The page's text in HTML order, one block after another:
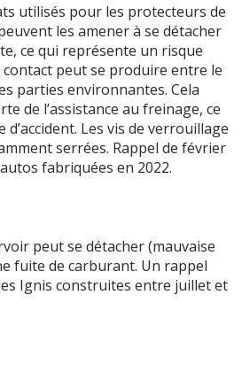
utilisés pour les protecteurs de
les amener à se détacher
ce qui représente un risque
peut se produire entre le
parties environnantes. Cela
de l’assistance au freinage, ce
Les vis de verrouillage
serrées. Rappel de février
fabriquées en 2022.
peut se détacher (mauvaise
fuite de carburant. Un rappel
Ignis construites entre juillet et